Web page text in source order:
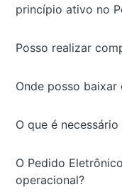
princípio ativo no
Posso realizar
Onde posso
O que é
O Pedido
operacional?